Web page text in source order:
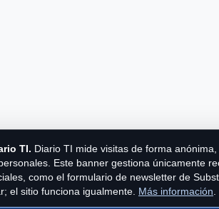
TI. Diario TI mide visitas de forma
Este banner gestiona únicamente
como el formulario de newsletter de
el sitio funciona igualmente. Más información